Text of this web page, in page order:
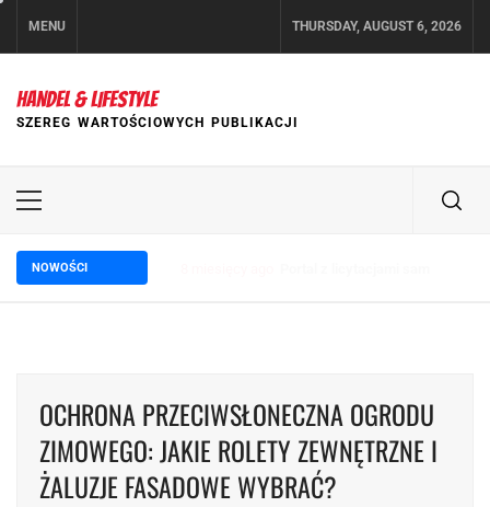
MENU THURSDAY, AUGUST 6, 2026
HANDEL & LIFESTYLE
SZEREG WARTOŚCIOWYCH PUBLIKACJI
Primary
NOWOŚCI
OCHRONA PRZECIWSŁONECZNA OGRODU
ZIMOWEGO: JAKIE ROLETY ZEWNĘTRZNE I
ŻALUZJE FASADOWE WYBRAĆ?